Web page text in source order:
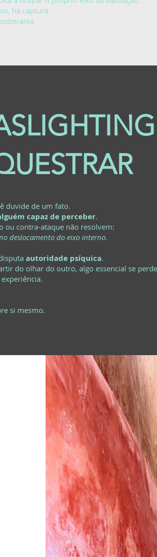
há captura.
duvide de um fato.
capaz de perceber.
ou contra-ataque não resolvem:
deslocamento do eixo interno.
autoridade psíquica.
do olhar do outro, algo essencial se
si mesmo.